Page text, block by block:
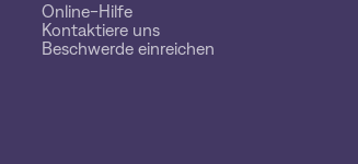
Online-Hilfe
Kontaktiere uns
Beschwerde einreichen